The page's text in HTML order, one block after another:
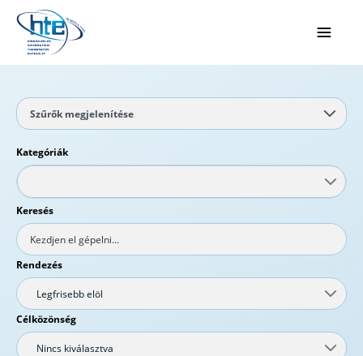
Ugrás a fő tartalomhoz
Szűrők megjelenítése
Kategóriák
Keresés
Rendezés
Legfrisebb elöl
Célközönség
Nincs kiválasztva